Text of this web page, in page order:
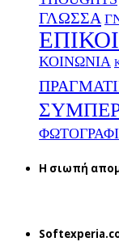
ΓΛΩΣΣΑ
ΚΟΙΝΩΝΙΑ
H σιωπή